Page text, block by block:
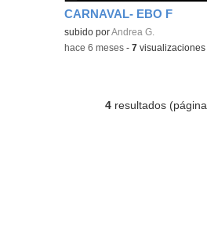
CARNAVAL- EBO F
subido porAndrea G.
-hace 6 meses -7 visualizaciones
4 resultados (página